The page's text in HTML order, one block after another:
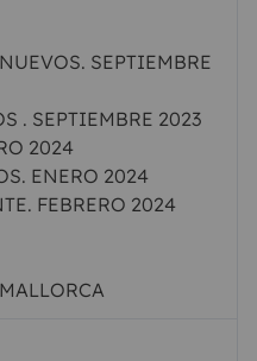
SEPTIEMBRE
. SEPTIEMBRE 2023
2024
ENERO 2024
FEBRERO 2024